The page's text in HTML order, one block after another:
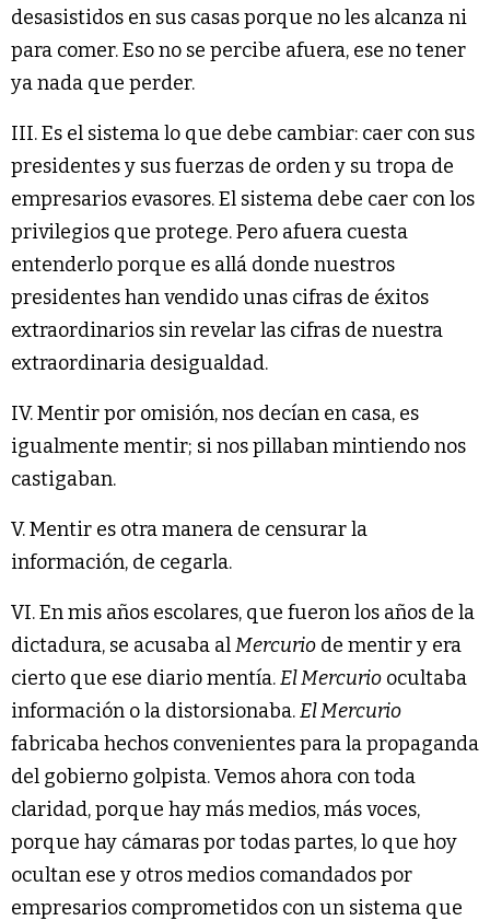
desasistidos en sus casas porque no les alcanza ni
para comer. Eso no se percibe afuera, ese no tener
ya nada que perder.
III. Es el sistema lo que debe cambiar: caer con sus
presidentes y sus fuerzas de orden y su tropa de
empresarios evasores. El sistema debe caer con los
privilegios que protege. Pero afuera cuesta
entenderlo porque es allá donde nuestros
presidentes han vendido unas cifras de éxitos
extraordinarios sin revelar las cifras de nuestra
extraordinaria desigualdad.
IV. Mentir por omisión, nos decían en casa, es
igualmente mentir; si nos pillaban mintiendo nos
castigaban.
V. Mentir es otra manera de censurar la
información, de cegarla.
VI. En mis años escolares, que fueron los años de la
dictadura, se acusaba alMercurio de mentir y era
cierto que ese diario mentía.El Mercurio ocultaba
información o la distorsionaba.El Mercurio
fabricaba hechos convenientes para la propaganda
del gobierno golpista. Vemos ahora con toda
claridad, porque hay más medios, más voces,
porque hay cámaras por todas partes, lo que hoy
ocultan ese y otros medios comandados por
empresarios comprometidos con un sistema que